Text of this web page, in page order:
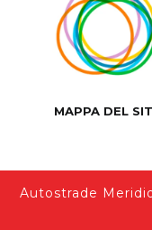
MAPPA DEL
Autostrade